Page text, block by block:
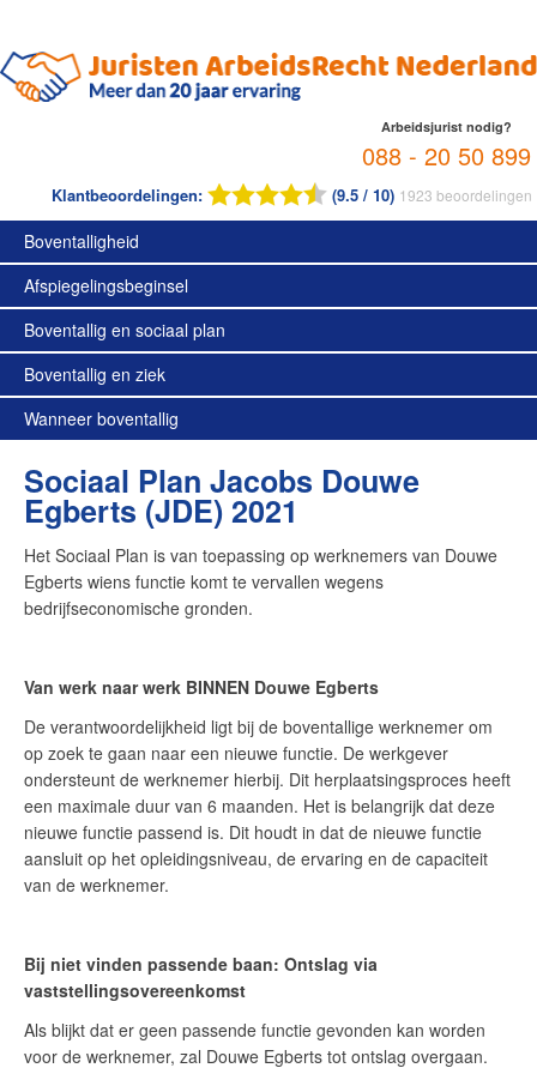
Arbeidsjurist nodig?
088 - 20 50 899
Klantbeoordelingen: (9.5 / 10) 1923 beoordelingen
Boventalligheid
Afspiegelingsbeginsel
Boventallig en sociaal plan
Boventallig en ziek
Wanneer boventallig
Sociaal Plan Jacobs Douwe
Egberts (JDE) 2021
Het Sociaal Plan is van toepassing op werknemers van Douwe
Egberts wiens functie komt te vervallen wegens
bedrijfseconomische gronden.
Van werk naar werk BINNEN Douwe Egberts
De verantwoordelijkheid ligt bij de boventallige werknemer om
op zoek te gaan naar een nieuwe functie. De werkgever
ondersteunt de werknemer hierbij. Dit herplaatsingsproces heeft
een maximale duur van 6 maanden. Het is belangrijk dat deze
nieuwe functie passend is. Dit houdt in dat de nieuwe functie
aansluit op het opleidingsniveau, de ervaring en de capaciteit
van de werknemer.
Bij niet vinden passende baan: Ontslag via
vaststellingsovereenkomst
Als blijkt dat er geen passende functie gevonden kan worden
voor de werknemer, zal Douwe Egberts tot ontslag overgaan.